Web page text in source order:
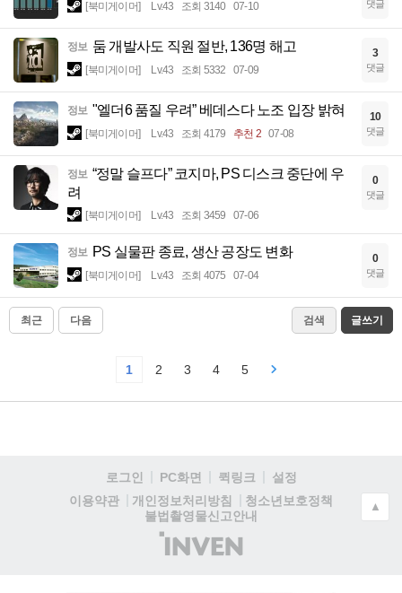
[북미게이머] Lv.43 조회 3140 07-10 댓글
정보 둠 개발사도 직원 절반, 136명 해고
[북미게이머] Lv.43 조회 5332 07-09
3
댓글
정보 "엘더6 품질 우려” 베데스다 노조 입장 밝혀
[북미게이머] Lv.43 조회 4179 추천 2 07-08
10
댓글
정보 “정말 슬프다” 코지마, PS 디스크 중단에 우
려
[북미게이머] Lv.43 조회 3459 07-06
0
댓글
정보 PS 실물판 종료, 생산 공장도 변화
[북미게이머] Lv.43 조회 4075 07-04
0
댓글
최근 다음 검색 글쓰기
1 2 3 4 5
로그인 PC화면 퀵링크
설정
이용약관
개인정보처리방침
청소년보호정책
불법촬영물신고안내
(주)
인
▲